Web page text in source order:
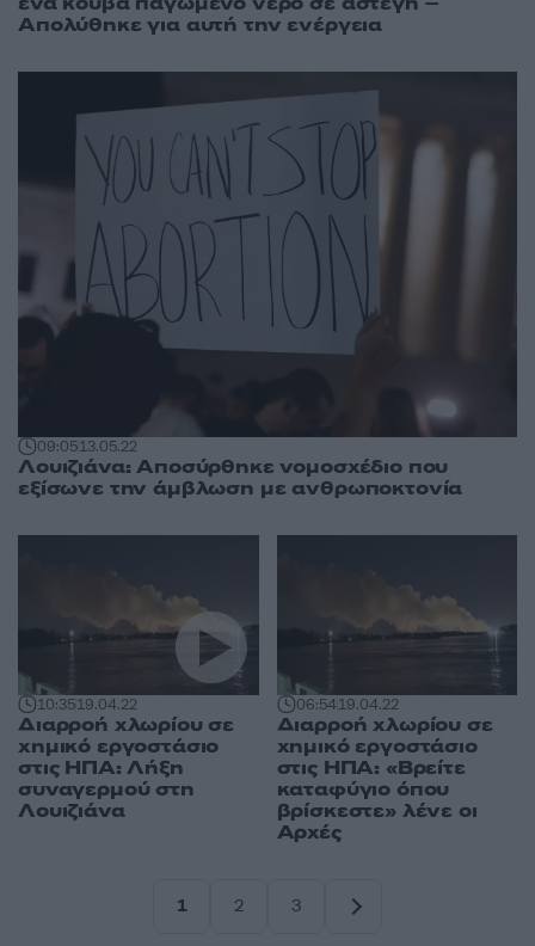
Απολύθηκε για αυτή την ενέργεια
09:0513.05.22
Λουιζιάνα: Αποσύρθηκε νομοσχέδιο που
εξίσωνε την άμβλωση με ανθρωποκτονία
10:3519.04.22
Διαρροή χλωρίου σε
χημικό εργοστάσιο
στις ΗΠΑ: Λήξη
συναγερμού στη
Λουιζιάνα
06:5419.04.22
Διαρροή χλωρίου σε
χημικό εργοστάσιο
στις ΗΠΑ: «Βρείτε
καταφύγιο όπου
βρίσκεστε» λένε οι
Αρχές
1
2
3